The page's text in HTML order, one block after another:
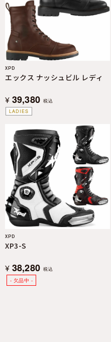
LADIES
XPD
エックス ナッシュビル レディ
¥ 39,380 税込
XPD
XP3-S
¥ 38,280 税込